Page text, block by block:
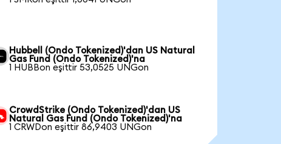
Hubbell (Ondo Tokenized)'dan US Natural
Gas Fund (Ondo Tokenized)'na
1 HUBBon eşittir 53,0525 UNGon
CrowdStrike (Ondo Tokenized)'dan US
Natural Gas Fund (Ondo Tokenized)'na
1 CRWDon eşittir 86,9403 UNGon